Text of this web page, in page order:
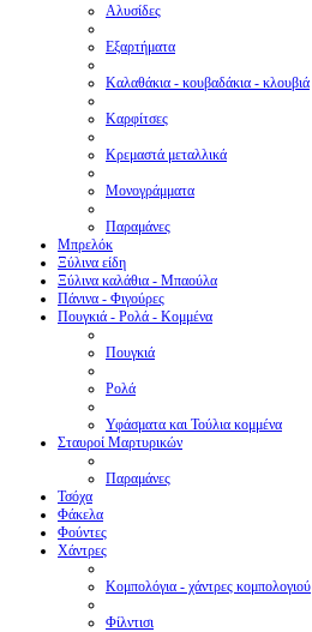
Αλυσίδες
Εξαρτήματα
Καλαθάκια - κουβαδάκια - κλουβιά
Καρφίτσες
Κρεμαστά μεταλλικά
Μονογράμματα
Παραμάνες
Μπρελόκ
Ξύλινα είδη
Ξύλινα καλάθια - Μπαούλα
Πάνινα - Φιγούρες
Πουγκιά - Ρολά - Κομμένα
Πουγκιά
Ρολά
Υφάσματα και Τούλια κομμένα
Σταυροί Μαρτυρικών
Παραμάνες
Τσόχα
Φάκελα
Φούντες
Χάντρες
Κομπολόγια - χάντρες κομπολογιού
Φίλντισι